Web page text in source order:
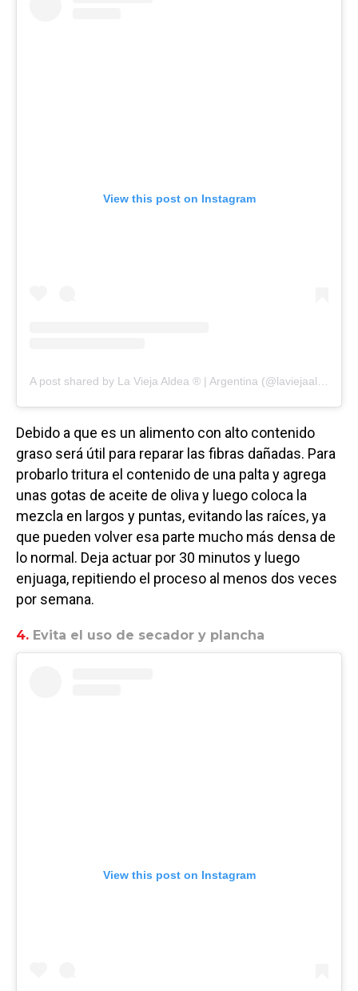
View this post on Instagram
Debido a que es un alimento con alto contenido
graso será útil para reparar las fibras dañadas. Para
probarlo tritura el contenido de una palta y agrega
unas gotas de aceite de oliva y luego coloca la
mezcla en largos y puntas, evitando las raíces, ya
que pueden volver esa parte mucho más densa de
lo normal. Deja actuar por 30 minutos y luego
enjuaga, repitiendo el proceso al menos dos veces
por semana.
4. Evita el uso de secador y plancha
View this post on Instagram